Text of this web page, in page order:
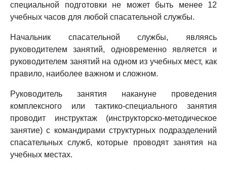
специальной подготовки не может быть менее 12
учебных часов для любой спасательной службы.
Начальник спасательной службы, являясь
руководителем занятий, одновременно является и
руководителем занятий на одном из учебных мест, как
правило, наиболее важном и сложном.
Руководитель занятия накануне проведения
комплексного или тактико-специального занятия
проводит инструктаж (инструкторско-методическое
занятие) с командирами структурных подразделений
спасательных служб, которые проводят занятия на
учебных местах.